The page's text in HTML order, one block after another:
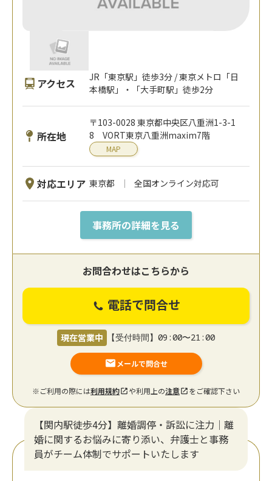
アクセス
JR「東京駅」徒歩3分 / 東京メトロ「日
本橋駅」・「大手町駅」徒歩2分
所在地
〒103-0028 東京都中央区八重洲1-3-1
8 VORT東京八重洲maxim7階
MAP
対応エリア 東京都 全国オンライン対応可
事務所の詳細を見る
お問合わせはこちらから
電話で問合せ
現在営業中 【受付時間】09:00〜21:00
メールで問合せ
※ご利用の際には利用規約 や利用上の注意 をご確認下さい
【関内駅徒歩4分】離婚調停・訴訟に注力│離
婚に関するお悩みに寄り添い、弁護士と事務
員がチーム体制でサポートいたします